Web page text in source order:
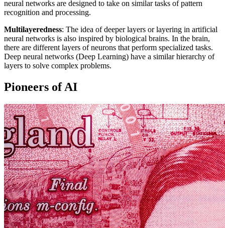
neural networks are designed to take on similartasks ofpattern
recognition and processing.
Multilayeredness: The idea of deeper layers or layering in artificial
neural networks is also inspired by biological brains. In the brain,
there are different layers of neurons that perform specialized tasks.
Deep neural networks (Deep Learning) have a similar hierarchy of
layers to solve complex problems.
Pioneers ofAI